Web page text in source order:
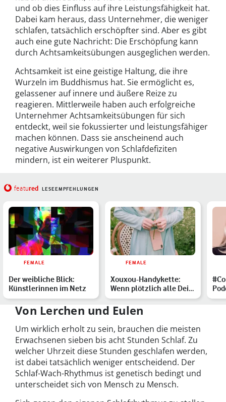
und ob dies Einfluss auf ihre Leistungsfähigkeit hat.
Dabei kam heraus, dass Unternehmer, die weniger
schlafen, tatsächlich erschöpfter sind. Aber es gibt
auch eine gute Nachricht: Die Erschöpfung kann
durch Achtsamkeitsübungen ausgeglichen werden.
Achtsamkeit ist eine geistige Haltung, die ihre
Wurzeln im Buddhismus hat. Sie ermöglicht es,
gelassener auf innere und äußere Reize zu
reagieren. Mittlerweile haben auch erfolgreiche
Unternehmer Achtsamkeitsübungen für sich
entdeckt, weil sie fokussierter und leistungsfähiger
machen können. Dass sie anscheinend auch
negative Auswirkungen von Schlafdefiziten
mindern, ist ein weiterer Pluspunkt.
featured LESEEMPFEHLUNGEN
FEMALE
Der weibliche Blick:
Künstlerinnen im Netz
FEMALE
Xouxou-Handykette:
Wenn plötzlich alle Dein
Produkt tragen
Von Lerchen und Eulen
Um wirklich erholt zu sein, brauchen die meisten
Erwachsenen sieben bis acht Stunden Schlaf. Zu
welcher Uhrzeit diese Stunden geschlafen werden,
ist dabei tatsächlich weniger entscheidend. Der
Schlaf-Wach-Rhythmus ist genetisch bedingt und
unterscheidet sich von Mensch zu Mensch.